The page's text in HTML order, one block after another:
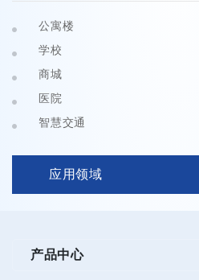
公寓楼
学校
商城
医院
智慧交通
应用领域
产品中心